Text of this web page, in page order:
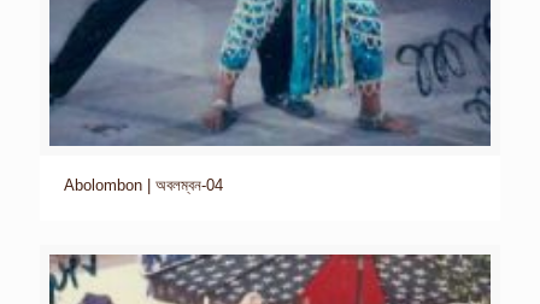
Abolombon | অবলম্বন-04